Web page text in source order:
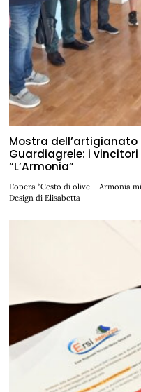
Mostra
Guardiagrele: i
“L’Armonia”
L’opera “Cesto di olive – Armonia
Design di Elisabetta